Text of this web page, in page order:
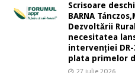
Scrisoare
BARNA
Dezvoltării
necesitatea
intervenției
plata primelor